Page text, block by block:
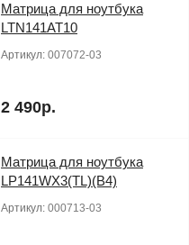
Матрица для ноутбука
LTN141AT10
Артикул: 007072-03
2 490р.
Матрица для ноутбука
LP141WX3(TL)(B4)
Артикул: 000713-03